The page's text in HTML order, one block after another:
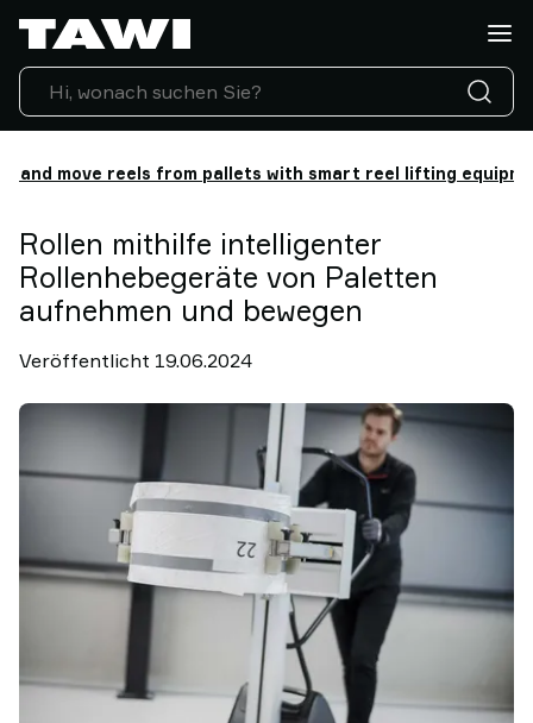
and move reels from pallets with smart reel lifting
Rollen mithilfe intelligenter
Rollenhebegeräte von Paletten
aufnehmen und bewegen
Veröffentlicht 19.06.2024
Was
wollen
Sie
heben?
Hebehilfen
Support
Referenzen
Blog
Hebelösungen
Kontakt